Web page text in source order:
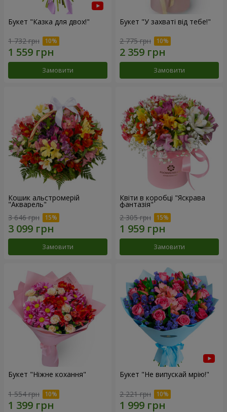
Букет "Казка для двох!"
1 732 грн
Замовити
Букет "У захваті від тебе!"
2 775 грн
Замовити
Кошик альстромерій
"Акварель"
3 646 грн
Замовити
Квіти в коробці "Яскрава
фантазія"
2 305 грн
Замовити
Букет "Ніжне кохання"
1 554 грн
Букет "Не випускай мрію!"
2 221 грн